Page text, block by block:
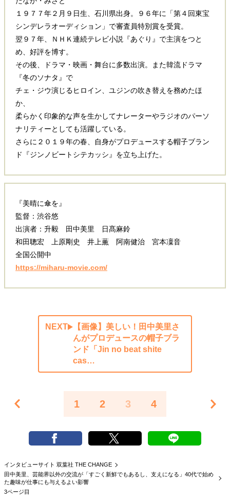
１９７７年２月９日生、石川県出身。９６年に「第４回東宝
シンデレラオーディション」で審査員特別賞を受賞。
翌９７年、ＮＨＫ連続テレビ小説『あぐり』で主演をつと
め、好評を博す。
その後、ドラマ・映画・舞台に多数出演。また韓流ドラマ
『冬のソナタ』で
チェ・ジウ演じるヒロイン、ユジンの吹き替えを務めたほ
か、
柔らかく印象的な声を生かしてナレーターやラジオのパーソ
ナリティーとしても活躍している。
さらに２０１９年の春、自身がプロデュースする帽子ブラン
ド『ジンノビートシテカッシ』を立ち上げた。
『美晴に傘を』
監督：渋谷悠
出演者：升毅 田中美里 日髙麻鈴
和田聰宏 上原剛史 井上薫 阿南健治 宮本凜音
全国公開中
https://miharu-movie.com/
NEXT
【画像】美しい！田中美里さ
んがプロデュースの帽子ブラ
ンド「Jin no beat shite
cas…
1 2 3 4
インタビューサイト 双葉社 THE CHANGE
田中美里、芸能界以外の交流が「すごく新鮮でもあるし、支えになる」40代で始め
た趣味が仕事にも与えるよい影響
3ページ目